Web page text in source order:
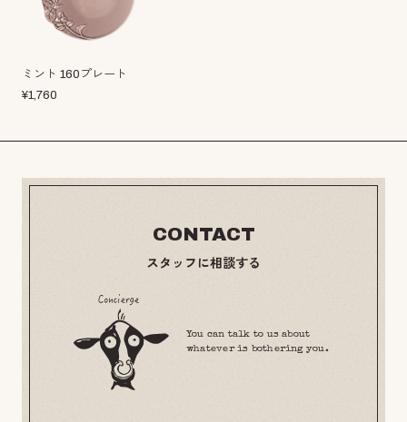
ミント 160プレート
¥1,760
CONTACT
スタッフに相談する
You can talk to us about
whatever is bothering you.